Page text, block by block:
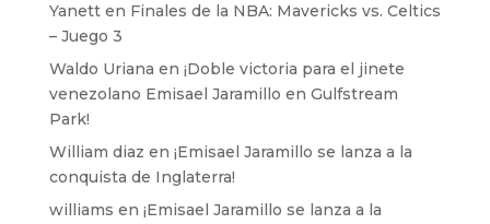
Yanetten Finales de la NBA: Mavericks vs. Celtics
– Juego 3
Waldo Uriana en ¡Doble victoria para el jinete
venezolano Emisael Jaramillo en Gulfstream
Park!
William diaz en ¡Emisael Jaramillo se lanza a la
conquista de Inglaterra!
williams en ¡Emisael Jaramillo se lanza a la